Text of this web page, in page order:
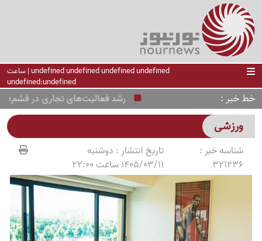
undefined undefined undefined undefined | ساعت
undefined:undefined
خط خبر رشد فعالیت‌های تجاری در قشم؛ بندر کاوه 22 هزار تن کالا
ورزشی
شناسه خبر :
321236
تاریخ انتشار : دوشنبه
1405/03/11 ساعت 22:00